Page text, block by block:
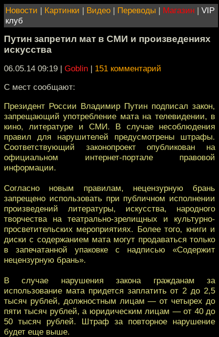
Новости | Картинки | Видео | Переводы | Магазин | VIP
клуб
Путин запретил мат в СМИ и произведениях
искусства
06.05.14 09:19 | Goblin | 151 комментарий
С мест сообщают:
Президент России Владимир Путин подписал закон,
запрещающий употребление мата на телевидении, в
кино, литературе и СМИ. В случае несоблюдения
правил для нарушителей предусмотрены штрафы.
Соответствующий законопроект опубликован на
официальном интернет-портале правовой
информации.
Согласно новым правилам, нецензурную брань
запрещено использовать при публичном исполнении
произведений литературы, искусства, народного
творчества на театрально-зрелищных и культурно-
просветительских мероприятиях. Более того, книги и
диски с содержанием мата могут продаваться только
в запечатанной упаковке с надписью «Содержит
нецензурную брань».
В случае нарушения закона гражданам за
использование мата придется заплатить от 2 до 2,5
тысяч рублей, должностным лицам — от четырех до
пяти тысяч рублей, а юридическим лицам — от 40 до
50 тысяч рублей. Штраф за повторное нарушение
будет еще выше.